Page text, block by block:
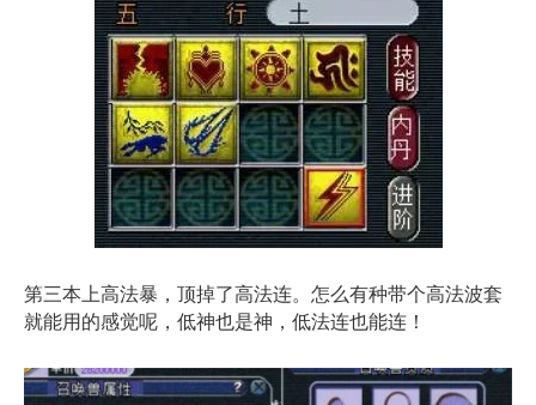
第三本上高法暴，顶掉了高法连。怎么有种带个高法波套
就能用的感觉呢，低神也是神，低法连也能连！